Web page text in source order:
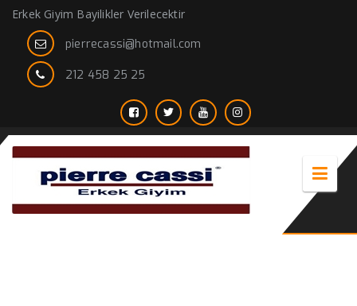
Erkek Giyim Bayilikler Verilecektir
pierrecassi@hotmail.com
212 458 25 25